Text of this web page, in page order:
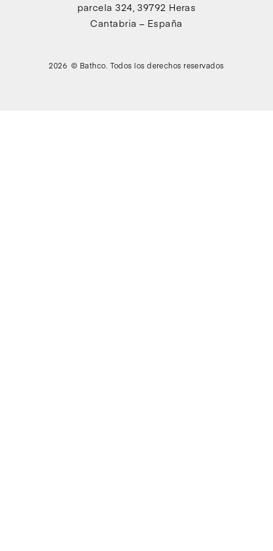
parcela 324, 39792 Heras
Cantabria – España
2026 © Bathco. Todos los derechos reservados